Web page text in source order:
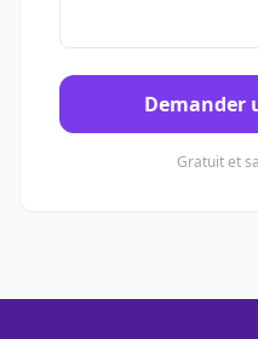
Demander
Gratuit et